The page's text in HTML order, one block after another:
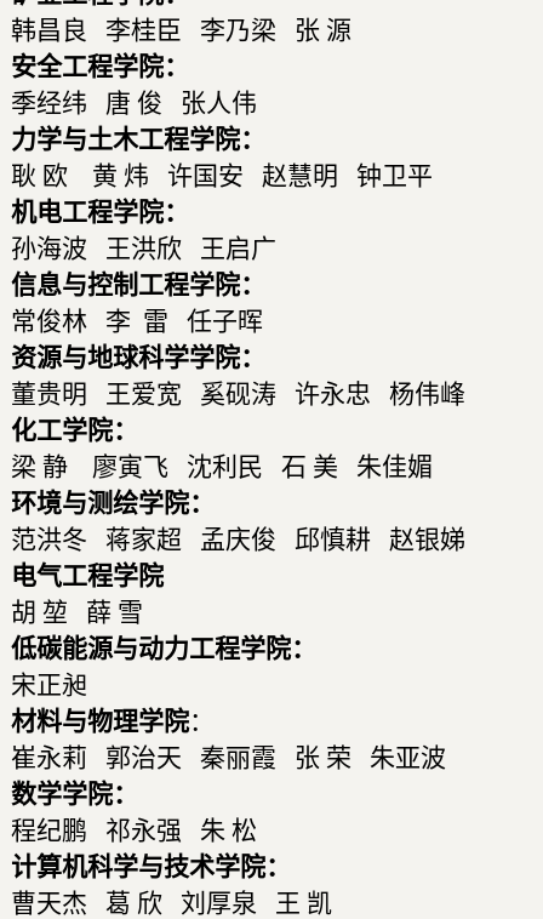
韩昌良 李桂臣 李乃梁 张 源
安全工程学院：
季经纬 唐 俊 张人伟
力学与土木工程学院：
耿 欧 黄 炜 许国安 赵慧明 钟卫平
机电工程学院：
孙海波 王洪欣 王启广
信息与控制工程学院：
常俊林 李 雷 任子晖
资源与地球科学学院：
董贵明 王爱宽 奚砚涛 许永忠 杨伟峰
化工学院：
梁 静 廖寅飞 沈利民 石 美 朱佳媚
环境与测绘学院：
范洪冬 蒋家超 孟庆俊 邱慎耕 赵银娣
电气工程学院
胡 堃 薛 雪
低碳能源与动力工程学院：
宋正昶
材料与物理学院：
崔永莉 郭治天 秦丽霞 张 荣 朱亚波
数学学院：
程纪鹏 祁永强 朱 松
计算机科学与技术学院：
曹天杰 葛 欣 刘厚泉 王 凯